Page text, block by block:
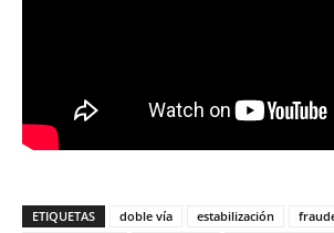
ETIQUETAS doble vía estabilización